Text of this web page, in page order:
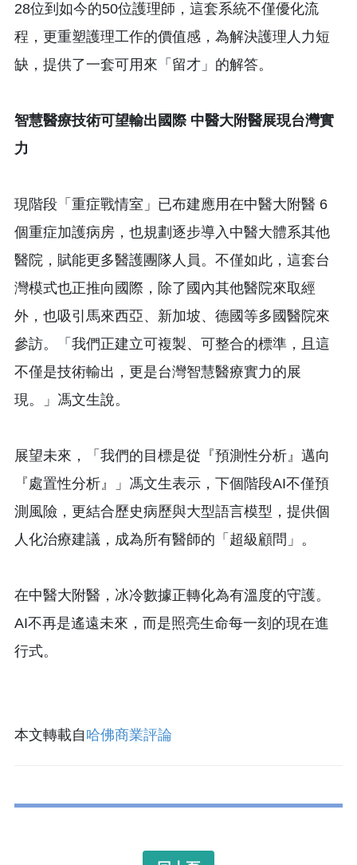
28位到如今的50位護理師，這套系統不僅優化流
程，更重塑護理工作的價值感，為解決護理人力短
缺，提供了一套可用來「留才」的解答。
智慧醫療技術可望輸出國際 中醫大附醫展現台灣實
力
現階段「重症戰情室」已布建應用在中醫大附醫 6
個重症加護病房，也規劃逐步導入中醫大體系其他
醫院，賦能更多醫護團隊人員。不僅如此，這套台
灣模式也正推向國際，除了國內其他醫院來取經
外，也吸引馬來西亞、新加坡、德國等多國醫院來
參訪。「我們正建立可複製、可整合的標準，且這
不僅是技術輸出，更是台灣智慧醫療實力的展
現。」馮文生說。
展望未來，「我們的目標是從『預測性分析』邁向
『處置性分析』」馮文生表示，下個階段AI不僅預
測風險，更結合歷史病歷與大型語言模型，提供個
人化治療建議，成為所有醫師的「超級顧問」。
在中醫大附醫，冰冷數據正轉化為有溫度的守護。
AI不再是遙遠未來，而是照亮生命每一刻的現在進
行式。
本文轉載自 哈佛商業評論